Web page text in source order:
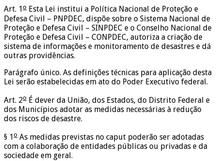
Art. 1 o Esta Lei institui a Política Nacional de Proteção e
Defesa Civil – PNPDEC, dispõe sobre o Sistema Nacional de
Proteção e Defesa Civil – SINPDEC e o Conselho Nacional de
Proteção e Defesa Civil – CONPDEC, autoriza a criação de
sistema de informações e monitoramento de desastres e dá
outras providências.
Parágrafo único. As definições técnicas para aplicação desta
Lei serão estabelecidas em ato do Poder Executivo federal.
Art. 2o É dever da União, dos Estados, do Distrito Federal e
dos Municípios adotar as medidas necessárias à redução
dos riscos de desastre.
§ 1 o As medidas previstas no caput poderão ser adotadas
com a colaboração de entidades públicas ou privadas e da
sociedade em geral.